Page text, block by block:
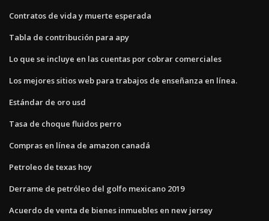
Contratos de vida y muerte esperada
Tabla de contribución para apy
Lo que se incluye en las cuentas por cobrar comerciales
Los mejores sitios web para trabajos de enseñanza en línea.
Estándar de oro usd
Tasa de choque fluidos perro
Compras en línea de amazon canadá
Petroleo de texas hoy
Derrame de petróleo del golfo mexicano 2019
Acuerdo de venta de bienes inmuebles en new jersey